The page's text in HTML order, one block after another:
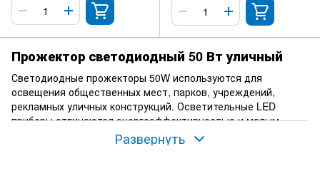
Прожектор светодиодный 50 Вт уличный
Светодиодные прожекторы 50W используются для
освещения общественных мест, парков, учреждений,
рекламных уличных конструкций. Осветительные LED
приборы отличаются энергоэффективностью и малым
расходом электроэнергии, высокой степенью
защищенности от пыли, насекомых и прочих негативных
Развернуть